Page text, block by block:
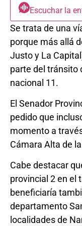
Escuchar la
Se trata de una
porque más allá
Justo y La
parte del tránsito
nacional 11.
El Senador
pedido que
momento a
Cámara Alta de
Cabe destacar
provincial 2 en el
beneficiaría
departamento
localidades de